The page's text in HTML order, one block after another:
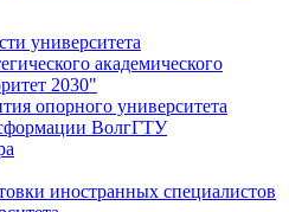
университета
академического
2030"
опорного университета
ВолгГТУ
иностранных специалистов